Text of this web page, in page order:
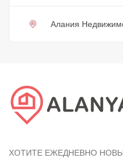
Алания
ХОТИТЕ ЕЖЕДНЕВНО